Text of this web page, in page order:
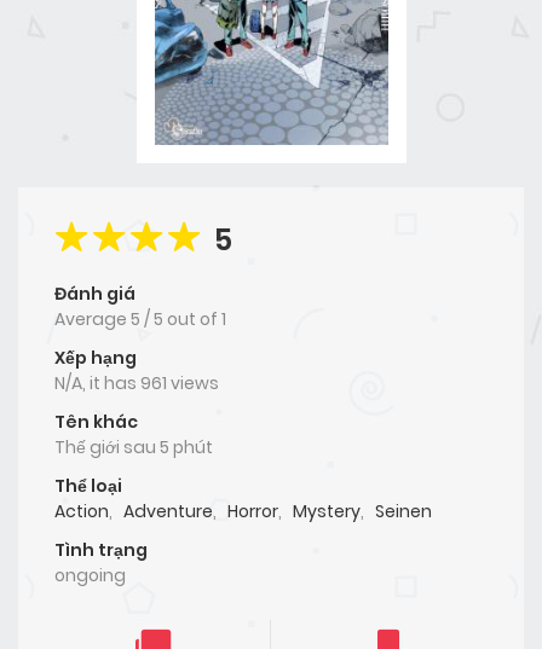
5
Đánh giá
Average 5 /5 out of 1
Xếp hạng
N/A, it has 961 views
Tên khác
Thế giới sau 5 phút
Thể loại
Action, Adventure, Horror, Mystery, Seinen
Tình trạng
ongoing